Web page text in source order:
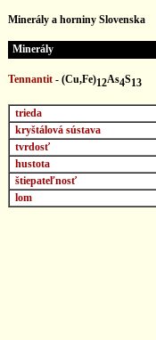
Minerály a horniny Slovenska
Minerály
Tennantit - (Cu,Fe)12As4S13
trieda
kryštálová sústava
tvrdosť
hustota
štiepateľnosť
lom